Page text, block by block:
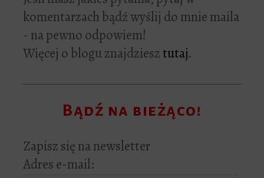
komentarzach bądź wyślij do mnie maila
- na pewno odpowiem!
Więcej o blogu znajdziesztutaj.
Bądź na bieżąco!
Zapisz się na newsletter
Adres e-mail: